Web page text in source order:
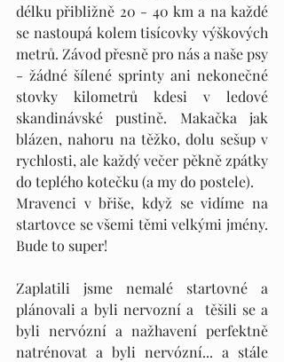
délku přibližně 20 - 40 km a na každé
se nastoupá kolem tisícovky výškových
metrů. Závod přesně pro nás a naše psy
- žádné šílené sprinty ani nekonečné
stovky kilometrů kdesi v ledové
skandinávské pustině. Makačka jak
blázen, nahoru na těžko, dolu sešup v
rychlosti, ale každý večer pěkně zpátky
do teplého kotečku (a my do postele).
Mravenci v břiše, když se vidíme na
startovce se všemi těmi velkými jmény.
Bude to super!
Zaplatili jsme nemalé startovné a
plánovali a byli nervozní a  těšili se a
byli nervózní a nažhavení perfektně
natrénovat a byli nervózní... a stále